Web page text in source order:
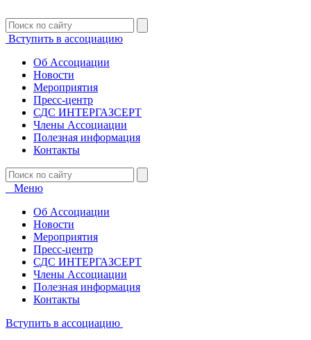
Вступить в ассоциацию
Об Ассоциации
Новости
Мероприятия
Пресс-центр
СДС ИНТЕРГАЗСЕРТ
Члены Ассоциации
Полезная информация
Контакты
Меню
Об Ассоциации
Новости
Мероприятия
Пресс-центр
СДС ИНТЕРГАЗСЕРТ
Члены Ассоциации
Полезная информация
Контакты
Вступить в ассоциацию